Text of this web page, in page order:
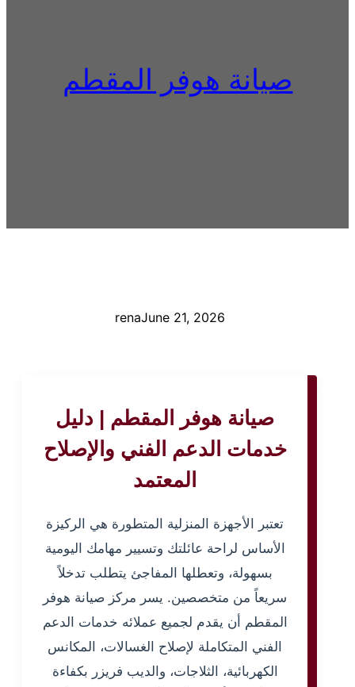
صيانة هوفر المقطم
renaJune 21, 2026
صيانة هوفر المقطم | دليل
خدمات الدعم الفني والإصلاح
المعتمد
تعتبر الأجهزة المنزلية المتطورة هي الركيزة
الأساس لراحة عائلتك وتسيير مهامك اليومية
بسهولة، وتعطلها المفاجئ يتطلب تدخلاً
سريعاً من متخصصين. يسر مركز صيانة هوفر
المقطم أن يقدم لجميع عملائه خدمات الدعم
الفني المتكاملة لإصلاح الغسالات، المكانس
الكهربائية، الثلاجات، والديب فريزر بكفاءة